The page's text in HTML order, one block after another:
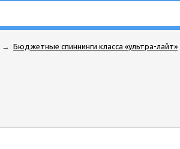
→ Бюджетные спиннинги класса «ультра-лайт»